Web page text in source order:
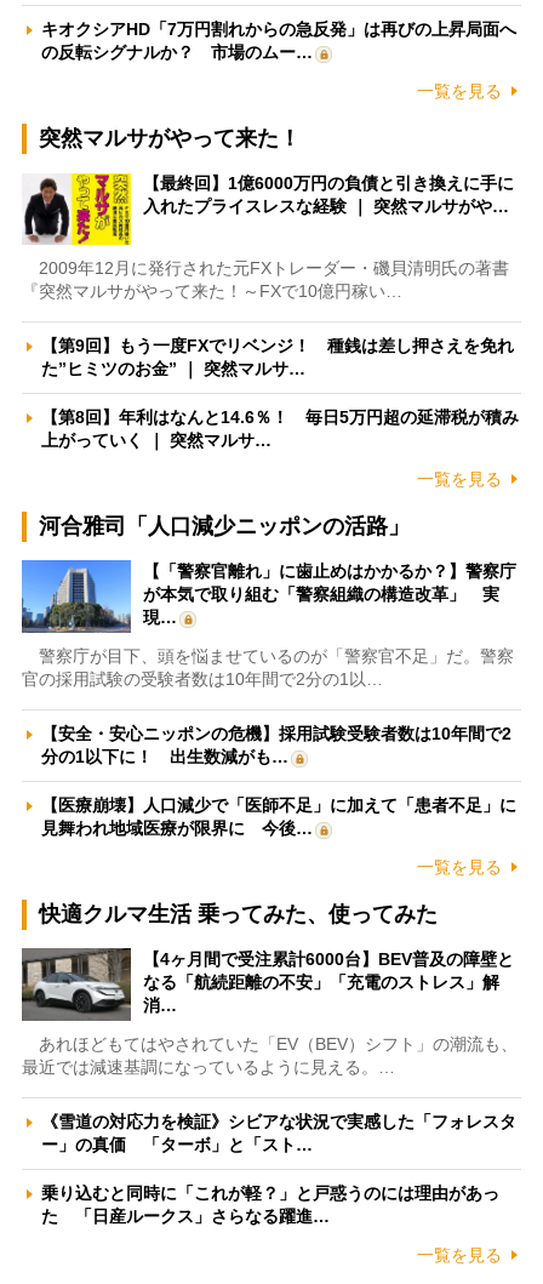
キオクシアHD「7万円割れからの急反発」は再びの上昇局面へ
の反転シグナルか？ 市場のムー…
一覧を見る
突然マルサがやって来た！
【最終回】1億6000万円の負債と引き換えに手に
入れたプライスレスな経験 ｜ 突然マルサがや…
2009年12月に発行された元FXトレーダー・磯貝清明氏の著書
『突然マルサがやって来た！～FXで10億円稼い…
【第9回】もう一度FXでリベンジ！ 種銭は差し押さえを免れ
た”ヒミツのお金” ｜ 突然マルサ…
【第8回】年利はなんと14.6％！ 毎日5万円超の延滞税が積み
上がっていく ｜ 突然マルサ…
一覧を見る
河合雅司「人口減少ニッポンの活路」
【「警察官離れ」に歯止めはかかるか？】警察庁
が本気で取り組む「警察組織の構造改革」 実
現…
警察庁が目下、頭を悩ませているのが「警察官不足」だ。警察
官の採用試験の受験者数は10年間で2分の1以…
【安全・安心ニッポンの危機】採用試験受験者数は10年間で2
分の1以下に！ 出生数減がも…
【医療崩壊】人口減少で「医師不足」に加えて「患者不足」に
見舞われ地域医療が限界に 今後…
一覧を見る
快適クルマ生活 乗ってみた、使ってみた
【4ヶ月間で受注累計6000台】BEV普及の障壁と
なる「航続距離の不安」「充電のストレス」解
消…
あれほどもてはやされていた「EV（BEV）シフト」の潮流も、
最近では減速基調になっているように見える。…
《雪道の対応力を検証》シビアな状況で実感した「フォレスタ
ー」の真価 「ターボ」と「スト…
乗り込むと同時に「これが軽？」と戸惑うのには理由があっ
た 「日産ルークス」さらなる躍進…
一覧を見る